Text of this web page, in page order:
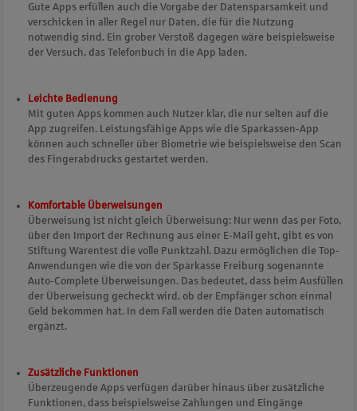
Gute Apps erfüllen auch die Vorgabe der Datensparsamkeit und
verschicken in aller Regel nur Daten, die für die Nutzung
notwendig sind. Ein grober Verstoß dagegen wäre beispielsweise
der Versuch, das Telefonbuch in die App laden.
Leichte Bedienung
Mit guten Apps kommen auch Nutzer klar, die nur selten auf die
App zugreifen. Leistungsfähige Apps wie die Sparkassen-App
können auch schneller über Biometrie wie beispielsweise den Scan
des Fingerabdrucks gestartet werden.
Komfortable Überweisungen
Überweisung ist nicht gleich Überweisung: Nur wenn das per Foto,
über den Import der Rechnung aus einer E-Mail geht, gibt es von
Stiftung Warentest die volle Punktzahl. Dazu ermöglichen die Top-
Anwendungen wie die von der Sparkasse Freiburg sogenannte
Auto-Complete Überweisungen. Das bedeutet, dass beim Ausfüllen
der Überweisung gecheckt wird, ob der Empfänger schon einmal
Geld bekommen hat. In dem Fall werden die Daten automatisch
ergänzt.
Zusätzliche Funktionen
Überzeugende Apps verfügen darüber hinaus über zusätzliche
Funktionen, dass beispielsweise Zahlungen und Eingänge